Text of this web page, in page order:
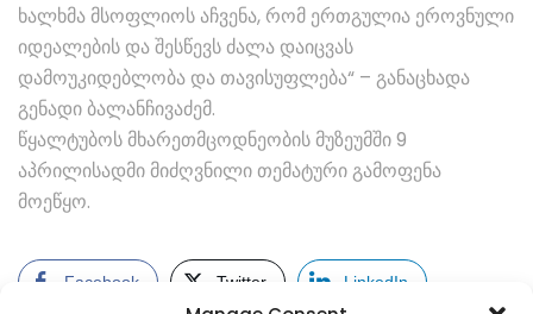
ხალხმა მსოფლიოს აჩვენა, რომ ერთგულია ეროვნული
იდეალების და შესწევს ძალა დაიცვას
დამოუკიდებლობა და თავისუფლება“ – განაცხადა
გენადი ბალანჩივაძემ.
წყალტუბოს მხარეთმცოდნეობის მუზეუმში 9
აპრილისადმი მიძღვნილი თემატური გამოფენა
მოეწყო.
Facebook Twitter LinkedIn